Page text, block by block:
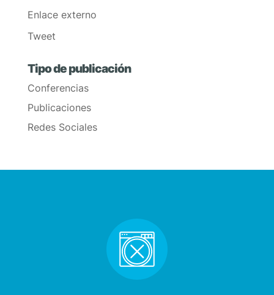
Enlace externo
Tweet
Tipo de publicación
Conferencias
Publicaciones
Redes Sociales